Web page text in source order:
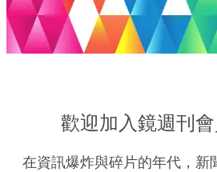
歡迎加入鏡週刊
在資訊爆炸與碎片的年代，新